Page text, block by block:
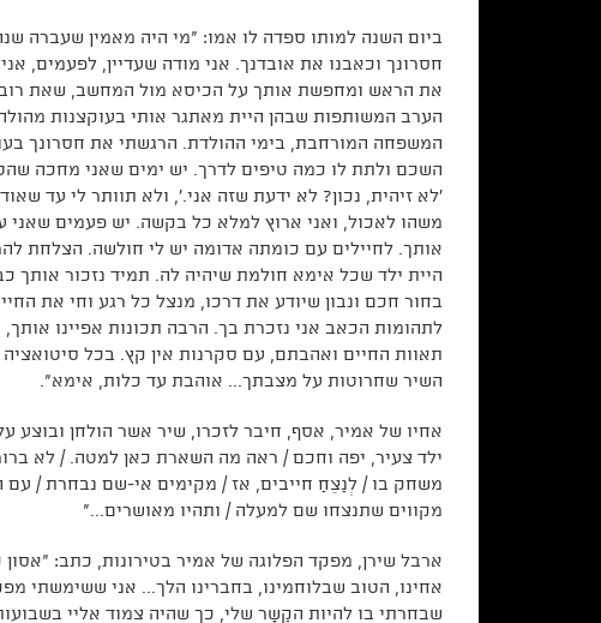
ביום השנה למותו ספדה לו אמו: "מי היה מאמין שעברה
חסרונך וכאבנו את אובדנך. אני מודה שעדיין, לפעמים,
את הראש ומחפשת אותך על הכיסא מול המחשב, שאת רוב
הערב המשותפות שבהן היית מאתגר אותי בעוקצנות
המשפחה המורחבת, בימי ההולדת. הרגשתי את חסרונך
השכם ולתת לו כמה טיפים לדרך. יש ימים שאני מחכה
'לא זיהית, נכון? לא ידעת שזה אני.', ולא תוותר לי עד
משהו לאכול, ואני ארוץ למלא כל בקשה. יש פעמים
אותך. לחיילים עם כומתה אדומה יש לי חולשה. הצלחת
היית ילד שכל אימא חולמת שיהיה לה. תמיד נזכור אותך
בחור חכם ונבון שיודע את דרכו, מנצל כל רגע וחי את
לתהומות הכאב אני נזכרת בך. הרבה תכונות אפיינו
תאוות החיים ואהבתם, עם סקרנות אין קץ. בכל
השיר שחרוטות על מצבתך... אוהבת עד כלות, אימא".
אחיו של אמיר, אסף, חיבר לזכרו, שיר אשר הולחן
ילד צעיר, יפה וחכם / ראה מה השארת כאן למטה. / לא
משחק בו / לְנַצֵחַ חייבים, אז / מקימים אי-שם נבחרת / עם
מקווים שתנצחו שם למעלה / ותהיו מאושרים..."
ארבל שירן, מפקד הפלוגה של אמיר בטירונות, כתב:
אחינו, הטוב שבלוחמינו, בחברינו הלך... אני ששימשתי
שבחרתי בו להיות הקַשָר שלי, כך שהיה צמוד אליי